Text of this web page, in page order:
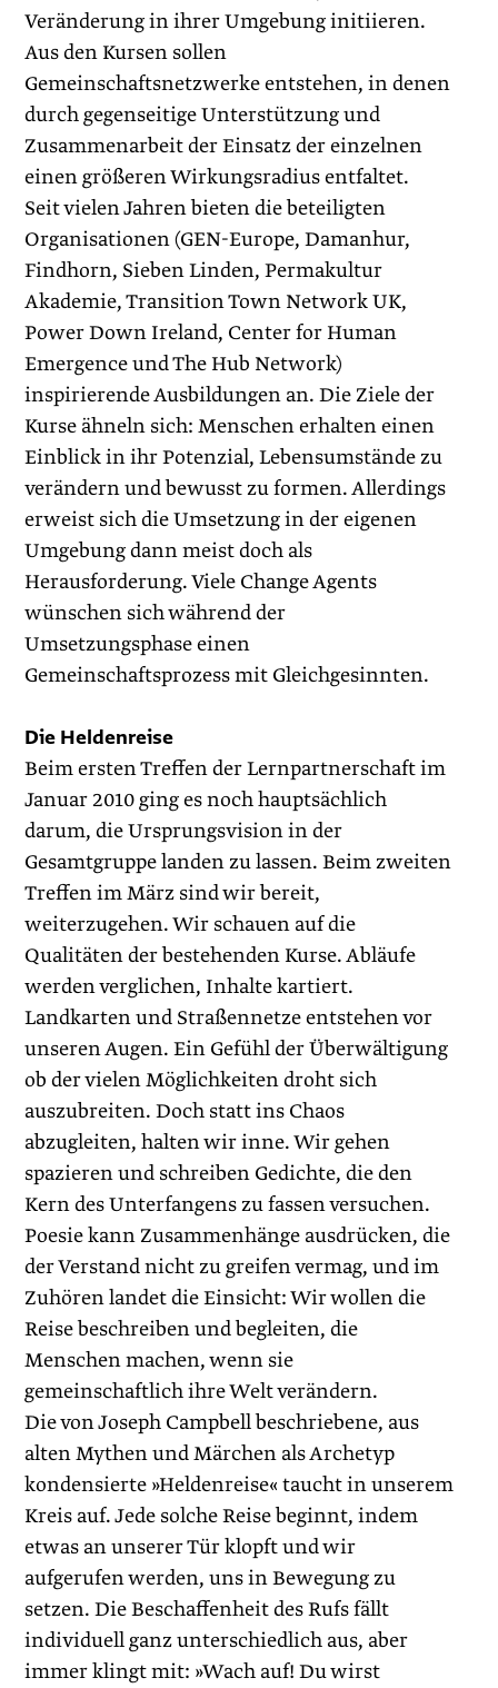
Veränderung in ihrer Umgebung initiieren.
Aus den Kursen sollen
Gemeinschaftsnetzwerke entstehen, in denen
durch gegenseitige Unterstützung und
Zusammenarbeit der Einsatz der einzelnen
einen größeren Wirkungsradius entfaltet.
Seit vielen Jahren bieten die beteiligten
Organisationen (GEN-Europe, Damanhur,
Findhorn, Sieben Linden, Permakultur
Akademie, Transition Town Network UK,
Power Down Ireland, Center for Human
Emergence und The Hub Network)
inspirierende Ausbildungen an. Die Ziele der
Kurse ähneln sich: Menschen erhalten einen
Einblick in ihr Potenzial, Lebensumstände zu
verändern und bewusst zu formen. Allerdings
erweist sich die Umsetzung in der eigenen
Umgebung dann meist doch als
Herausforderung. Viele Change Agents
wünschen sich während der
Umsetzungsphase einen
Gemeinschaftsprozess mit Gleichgesinnten.
Die Heldenreise
Beim ersten Treffen der Lernpartnerschaft im
Januar 2010 ging es noch hauptsächlich
darum, die Ursprungsvision in der
Gesamtgruppe landen zu lassen. Beim zweiten
Treffen im März sind wir bereit,
weiterzugehen. Wir schauen auf die
Qualitäten der bestehenden Kurse. Abläufe
werden verglichen, Inhalte kartiert.
Landkarten und Straßennetze entstehen vor
unseren Augen. Ein Gefühl der Überwältigung
ob der vielen Möglichkeiten droht sich
auszubreiten. Doch statt ins Chaos
abzugleiten, halten wir inne. Wir gehen
spazieren und schreiben Gedichte, die den
Kern des Unterfangens zu fassen versuchen.
Poesie kann Zusammenhänge ausdrücken, die
der Verstand nicht zu greifen vermag, und im
Zuhören landet die Einsicht: Wir wollen die
Reise beschreiben und begleiten, die
Menschen machen, wenn sie
gemeinschaftlich ihre Welt verändern.
Die von Joseph Campbell beschriebene, aus
alten Mythen und Märchen als Archetyp
kondensierte »Heldenreise« taucht in unserem
Kreis auf. Jede solche Reise beginnt, indem
etwas an unserer Tür klopft und wir
aufgerufen werden, uns in Bewegung zu
setzen. Die Beschaffenheit des Rufs fällt
individuell ganz unterschiedlich aus, aber
immer klingt mit: »Wach auf! Du wirst